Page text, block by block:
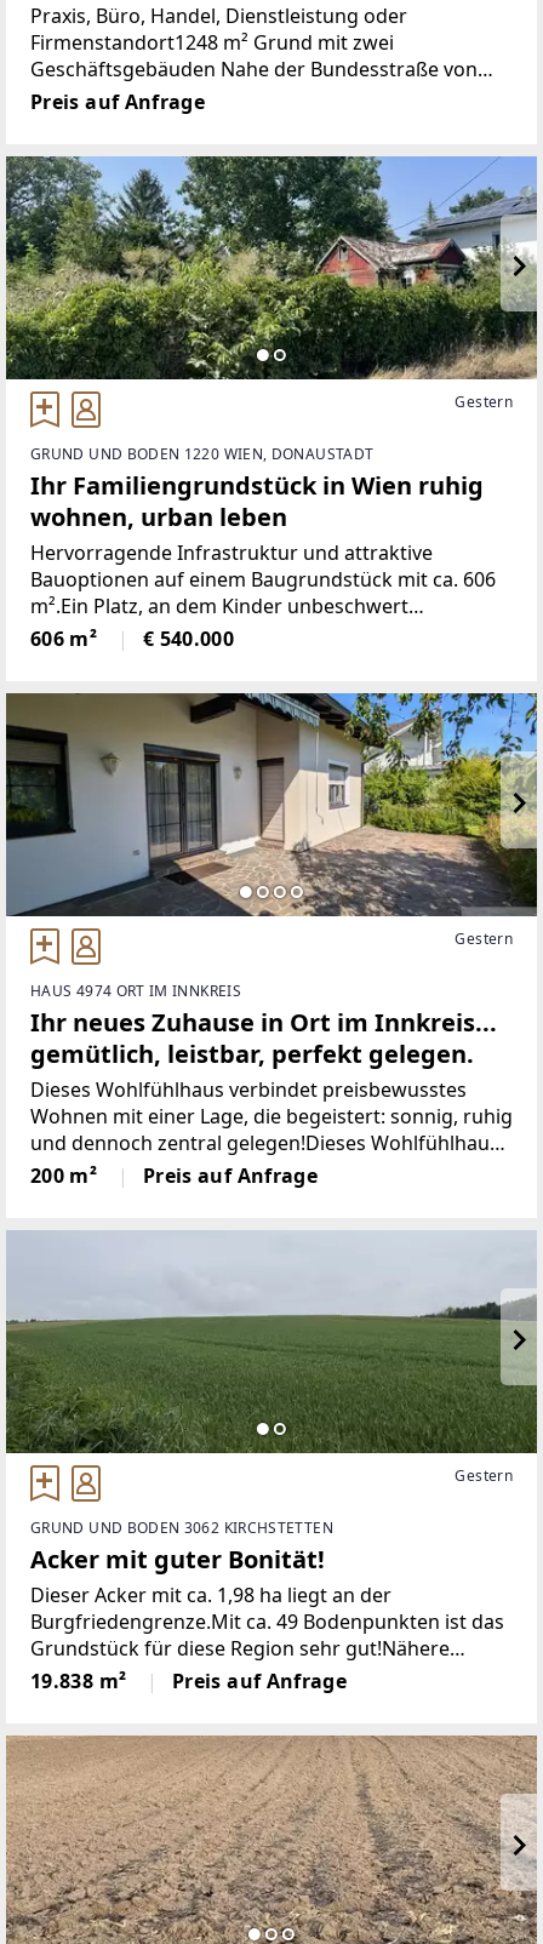
Praxis, Büro, Handel, Dienstleistung oder
Firmenstandort1248 m² Grund mit zwei
Geschäftsgebäuden Nahe der Bundesstraße von
Gmünd Diese gepflegte und sofort nutzbare
Gewerbeimmobilie befindet sich am Ortsanfang von
Preis auf Anfrage
Gestern
GRUND UND BODEN 1220 WIEN, DONAUSTADT
Ihr Familiengrundstück in Wien ruhig
wohnen, urban leben
Hervorragende Infrastruktur und attraktive
Bauoptionen auf einem Baugrundstück mit ca. 606
m².Ein Platz, an dem Kinder unbeschwert
aufwachsen könnenSie möchten Ihr eigenes
Zuhause in Wien bauen, wünschen sich für Ihre
606 m² € 540.000
Gestern
HAUS 4974 ORT IM INNKREIS
Ihr neues Zuhause in Ort im Innkreis...
gemütlich, leistbar, perfekt gelegen.
Dieses Wohlfühlhaus verbindet preisbewusstes
Wohnen mit einer Lage, die begeistert: sonnig, ruhig
und dennoch zentral gelegen!Dieses Wohlfühlhaus
verbindet preisbewusstes Wohnen mit einer Lage,
die begeistert: sonnig, ruhig und dennoch gut
200 m² Preis auf Anfrage
Gestern
GRUND UND BODEN 3062 KIRCHSTETTEN
Acker mit guter Bonität!
Dieser Acker mit ca. 1,98 ha liegt an der
Burgfriedengrenze.Mit ca. 49 Bodenpunkten ist das
Grundstück für diese Region sehr gut!Nähere
Informationen erhalten Sie gerne bei Herrn Ing.
Thalhammer unter 0664 - 17 87 849.Weitere
19.838 m² Preis auf Anfrage